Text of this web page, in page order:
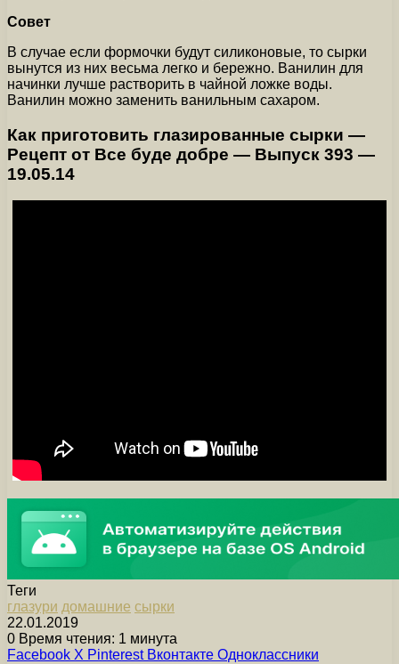
Совет
В случае если формочки будут силиконовые, то сырки
вынутся из них весьма легко и бережно. Ванилин для
начинки лучше растворить в чайной ложке воды.
Ванилин можно заменить ванильным сахаром.
Как приготовить глазированные сырки —
Рецепт от Все буде добре — Выпуск 393 —
19.05.14
Теги
глазури домашние сырки
22.01.2019
0 Время чтения: 1 минута
Facebook X Pinterest Вконтакте Одноклассники